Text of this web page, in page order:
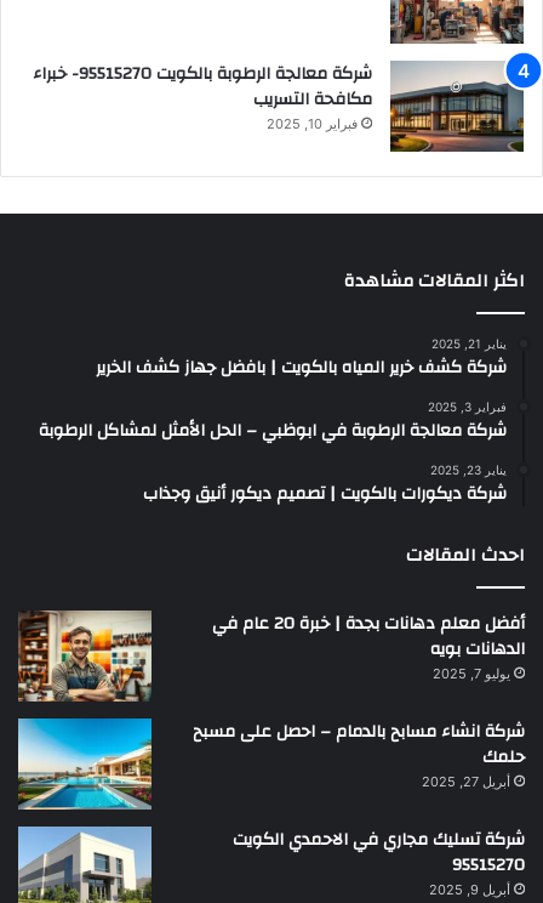
شركة معالجة الرطوبة بالكويت 95515270- خبراء
مكافحة التسريب
فبراير 10, 2025
اكثر المقالات مشاهدة
يناير 21, 2025
شركة كشف خرير المياه بالكويت | بافضل جهاز كشف الخرير
فبراير 3, 2025
شركة معالجة الرطوبة في ابوظبي – الحل الأمثل لمشاكل الرطوبة
يناير 23, 2025
شركة ديكورات بالكويت | تصميم ديكور أنيق وجذاب
احدث المقالات
أفضل معلم دهانات بجدة | خبرة 20 عام في
الدهانات بويه
يوليو 7, 2025
شركة انشاء مسابح بالدمام – احصل على مسبح
حلمك
أبريل 27, 2025
شركة تسليك مجاري في الاحمدي الكويت
95515270
أبريل 9, 2025